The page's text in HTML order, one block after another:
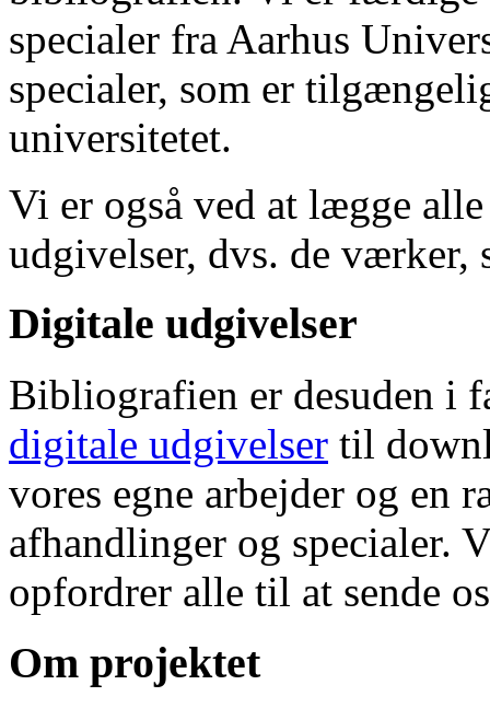
specialer fra Aarhus
specialer, som er
universitetet.
Vi er også ved at lægge
udgivelser, dvs. de værker,
Digitale udgivelser
Bibliografien er desuden i
digitale udgivelser til
vores egne arbejder og en
afhandlinger og specialer.
opfordrer alle til at sende
Om projektet